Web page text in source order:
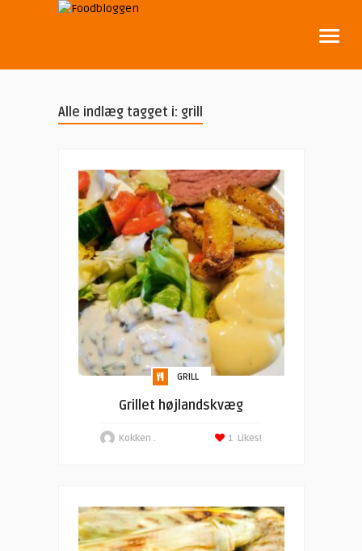
Alle indlæg tagget i: grill
GRILL
Grillet højlandskvæg
Kokken . Likes!
1